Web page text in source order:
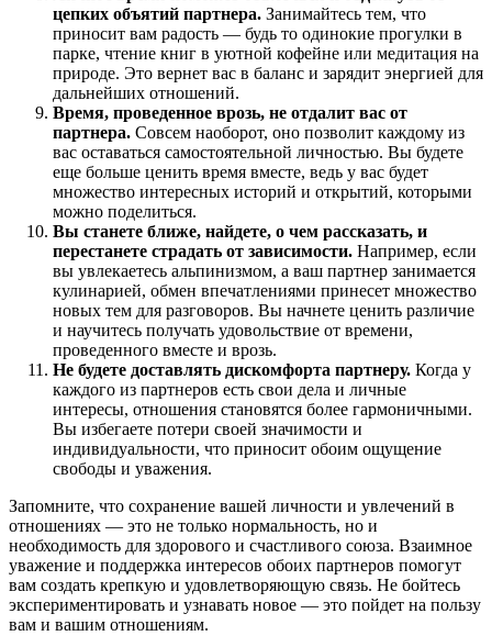
цепких объятий партнера. Занимайтесь тем, что
приносит вам радость — будь то одинокие прогулки в
парке, чтение книг в уютной кофейне или медитация на
природе. Это вернет вас в баланс и зарядит энергией для
дальнейших отношений.
Время, проведенное врозь, не отдалит вас от
партнера. Совсем наоборот, оно позволит каждому из
вас оставаться самостоятельной личностью. Вы будете
еще больше ценить время вместе, ведь у вас будет
множество интересных историй и открытий, которыми
можно поделиться.
Вы станете ближе, найдете, о чем рассказать, и
перестанете страдать от зависимости. Например, если
вы увлекаетесь альпинизмом, а ваш партнер занимается
кулинарией, обмен впечатлениями принесет множество
новых тем для разговоров. Вы начнете ценить различие
и научитесь получать удовольствие от времени,
проведенного вместе и врозь.
Не будете доставлять дискомфорта партнеру. Когда у
каждого из партнеров есть свои дела и личные
интересы, отношения становятся более гармоничными.
Вы избегаете потери своей значимости и
индивидуальности, что приносит обоим ощущение
свободы и уважения.
Запомните, что сохранение вашей личности и увлечений в
отношениях — это не только нормальность, но и
необходимость для здорового и счастливого союза. Взаимное
уважение и поддержка интересов обоих партнеров помогут
вам создать крепкую и удовлетворяющую связь. Не бойтесь
экспериментировать и узнавать новое — это пойдет на пользу
вам и вашим отношениям.